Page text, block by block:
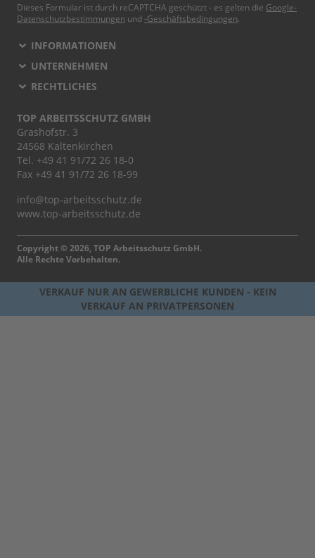
Dieses Formular ist durch reCAPTCHA geschützt - es gelten die Google-
Datenschutzbestimmungen und -Geschäftsbedingungen.
INFORMATIONEN
UNTERNEHMEN
RECHTLICHES
TOP ARBEITSSCHUTZ GMBH
Grashofstr. 3
24568 Kaltenkirchen
Tel. +49 41 91/72 26 18-0
Fax +49 41 91/72 26 18-99
info@top-arbeitsschutz.de
www.top-arbeitsschutz.de
Copyright © 2026, TOP Arbeitsschutz GmbH.
Alle Rechte Vorbehalten.
VERKAUF NUR AN GEWERBLICHE KUNDEN - KEIN
VERKAUF AN PRIVATPERSONEN